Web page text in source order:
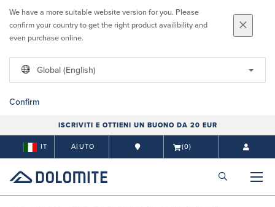
We have a more suitable website version for you. Please
confirm your country to get the right product availibility and
even purchase online.
Global (English)
Confirm
ISCRIVITI E OTTIENI UN BUONO DA 20 EUR
IT AIUTO (0)